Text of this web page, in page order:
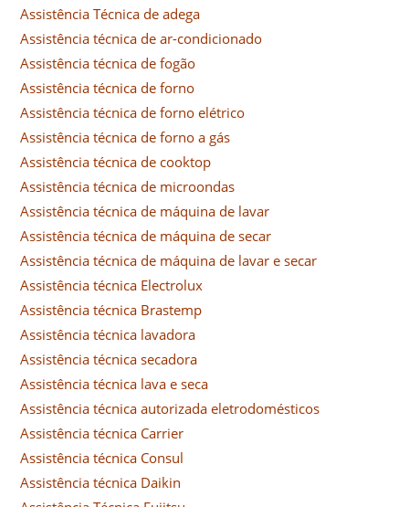
Assistência Técnica de adega
Assistência técnica de ar-condicionado
Assistência técnica de fogão
Assistência técnica de forno
Assistência técnica de forno elétrico
Assistência técnica de forno a gás
Assistência técnica de cooktop
Assistência técnica de microondas
Assistência técnica de máquina de lavar
Assistência técnica de máquina de secar
Assistência técnica de máquina de lavar e secar
Assistência técnica Electrolux
Assistência técnica Brastemp
Assistência técnica lavadora
Assistência técnica secadora
Assistência técnica lava e seca
Assistência técnica autorizada eletrodomésticos
Assistência técnica Carrier
Assistência técnica Consul
Assistência técnica Daikin